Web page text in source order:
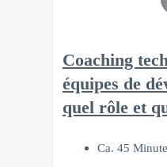
Coaching
équipes de
quel rôle et
Ca. 45